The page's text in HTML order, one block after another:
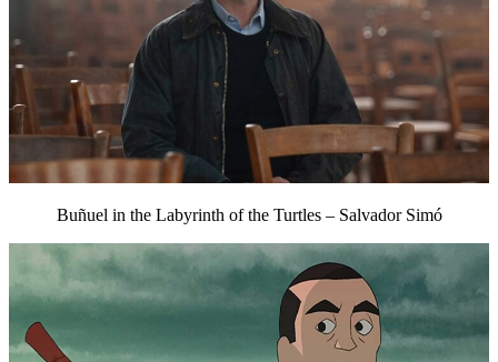
Buñuel in the Labyrinth of the Turtles – Salvador Simó